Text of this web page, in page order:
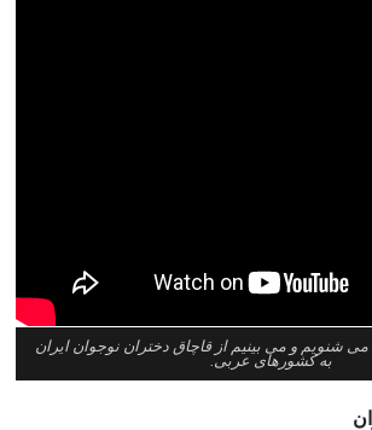
شنویم و می بینیم از قاچاق دختران نوجوان ایران
به کشورهای عربی.